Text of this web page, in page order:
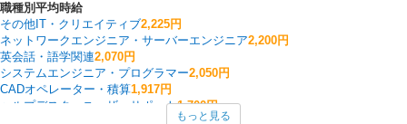
職種別平均時給
その他IT・クリエイティブ2,225円
ネットワークエンジニア・サーバーエンジニア2,200円
英会話・語学関連2,070円
システムエンジニア・プログラマー2,050円
CADオペレーター・積算1,917円
ヘルプデスク・ユーザーサポート1,700円
もっと見る